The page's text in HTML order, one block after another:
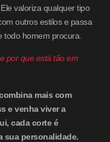
valoriza qualquer tipo
outros estilos e passa
todo homem procura.
por que está tão em
mais com
e venha viver a
cada corte é
sua personalidade.